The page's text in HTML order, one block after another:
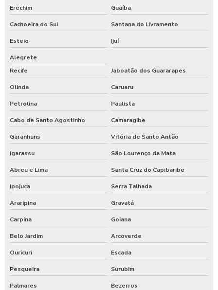
Erechim Guaíba
Cachoeira do Sul Santana do Livramento
Esteio Ijuí
Alegrete
Recife
Jaboatão dos Guararapes
Olinda Caruaru
Petrolina Paulista
Cabo de Santo Agostinho Camaragibe
Garanhuns Vitória de Santo Antão
Igarassu São Lourenço da Mata
Abreu e Lima Santa Cruz do Capibaribe
Ipojuca Serra Talhada
Araripina Gravatá
Carpina Goiana
Belo Jardim Arcoverde
Ouricuri Escada
Pesqueira Surubim
Palmares
Bezerros